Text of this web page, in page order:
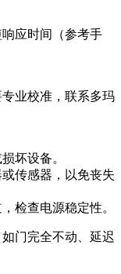
应时间（参考手
业校准，联系多玛
坏设备。
传感器，以免丧失
检查电源稳定性。
门完全不动、延迟